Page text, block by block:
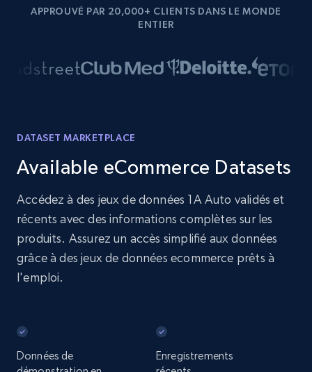
APPROUVÉ PAR 20,000+ CLIENTS DANS LE MONDE
ENTIER
DATASET MARKETPLACE
Available eCommerce Datasets
Accédez à des jeux de données 1A Auto validés et
récents avec des informations complètes sur les
produits. Assurez un accès simplifié aux données
grâce à des jeux de données ecommerce prêts à
l'emploi.
Données de
Enregistrements